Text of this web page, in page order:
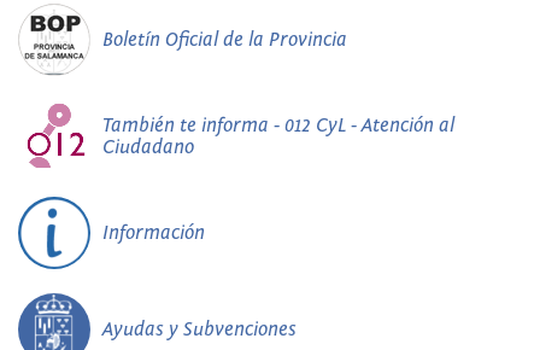
Boletín Oficial de la Provincia
También te informa - 012 CyL - Atención al
Ciudadano
Información
Ayudas y Subvenciones